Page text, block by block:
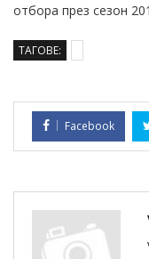
отбора през сезон
ТАГОВЕ:
Facebook